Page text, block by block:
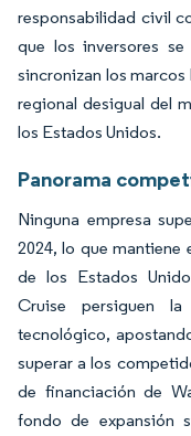
responsabilidad civil
que los inversores
sincronizan los
regional desigual del
los Estados Unidos.
Panorama
Ninguna empresa
2024, lo que mantiene
de los Estados
Cruise persiguen
tecnológico,
superar a los
de financiación de
fondo de expansión